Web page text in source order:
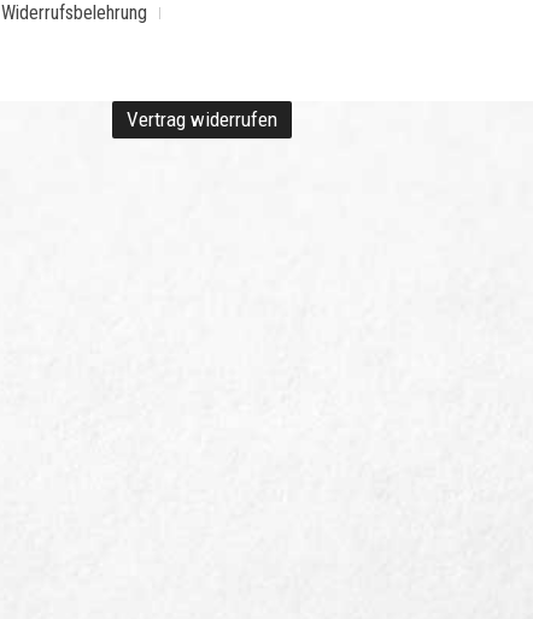
Widerrufsbelehrung
Vertrag widerrufen